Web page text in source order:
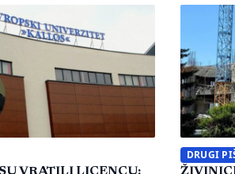
na plakatu, one su način
vlastitu priču. U
nije samo […]
Marka
Rudić.
prijava i
DRUGI